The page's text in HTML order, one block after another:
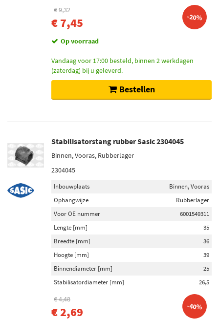
€ 9,32
€ 7,45 -20%
Op voorraad
Vandaag voor 17:00 besteld, binnen 2 werkdagen
(zaterdag) bij u geleverd.
Bestellen
Stabilisatorstang rubber Sasic 2304045
Binnen, Vooras, Rubberlager
2304045
Inbouwplaats
Binnen, Vooras
Ophangwijze
Rubberlager
Voor OE nummer
6001549311
Lengte [mm]
35
Breedte [mm]
36
Hoogte [mm]
39
Binnendiameter [mm]
25
Stabilisatordiameter [mm]
26,5
€ 4,48
€ 2,69 -40%